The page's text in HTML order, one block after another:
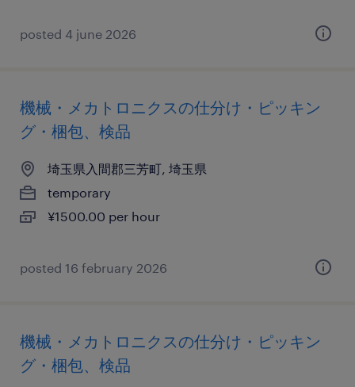
posted 4 june 2026
機械・メカトロニクスの仕分け・ピッキン
グ・梱包、検品
埼玉県入間郡三芳町, 埼玉県
temporary
¥1500.00 per hour
posted 16 february 2026
機械・メカトロニクスの仕分け・ピッキン
グ・梱包、検品